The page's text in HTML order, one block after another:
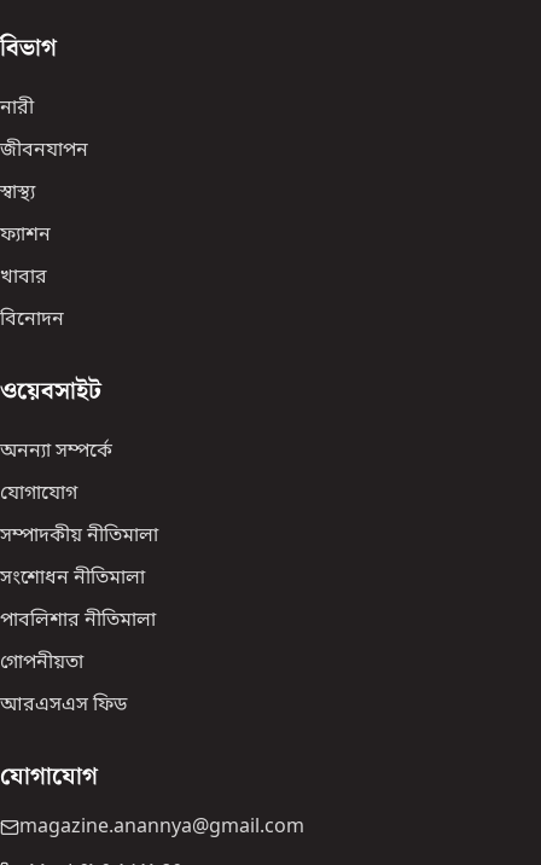
বিভাগ
নারী
জীবনযাপন
স্বাস্থ্য
ফ্যাশন
খাবার
বিনোদন
ওয়েবসাইট
অনন্যা সম্পর্কে
যোগাযোগ
সম্পাদকীয় নীতিমালা
সংশোধন নীতিমালা
পাবলিশার নীতিমালা
গোপনীয়তা
আরএসএস ফিড
যোগাযোগ
magazine.anannya@gmail.com